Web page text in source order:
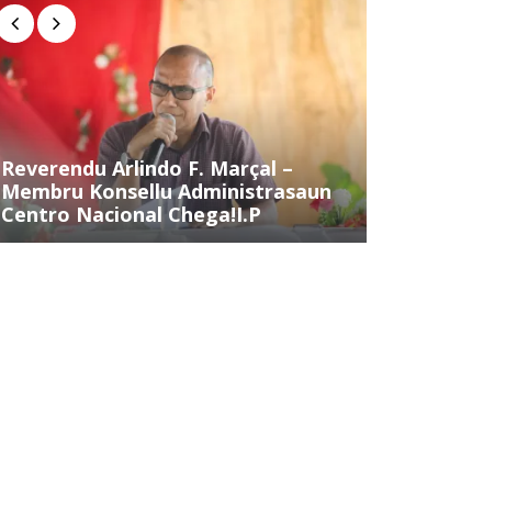
Reverendu Arlindo F. Marçal –
Membru Konsellu Administrasaun
Centro Nacional Chega!I.P